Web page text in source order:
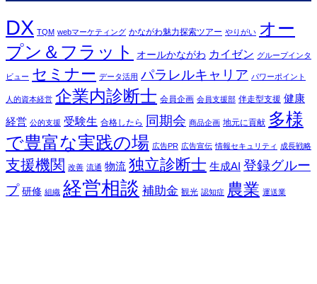
DX TQM webマーケティング かながわ魅力探索ツアー やりがい オー
プン＆フラット
オールかながわ カイゼン グループインタ
ビュー セミナー データ活用 パラレルキャリア パワーポイント
人的資本経営 企業内診断士 会員企画 会員支援部 伴走型支援 健康
経営 公的支援 受験生 合格したら 同期会 商品企画 地元に貢献 多様
で豊富な実践の場 広告PR 広告宣伝 情報セキュリティ 成長戦略
支援機関 改善 流通 物流 独立診断士 生成AI 登録グルー
プ 研修 組織 経営相談 補助金 観光 認知症 農業 運送業